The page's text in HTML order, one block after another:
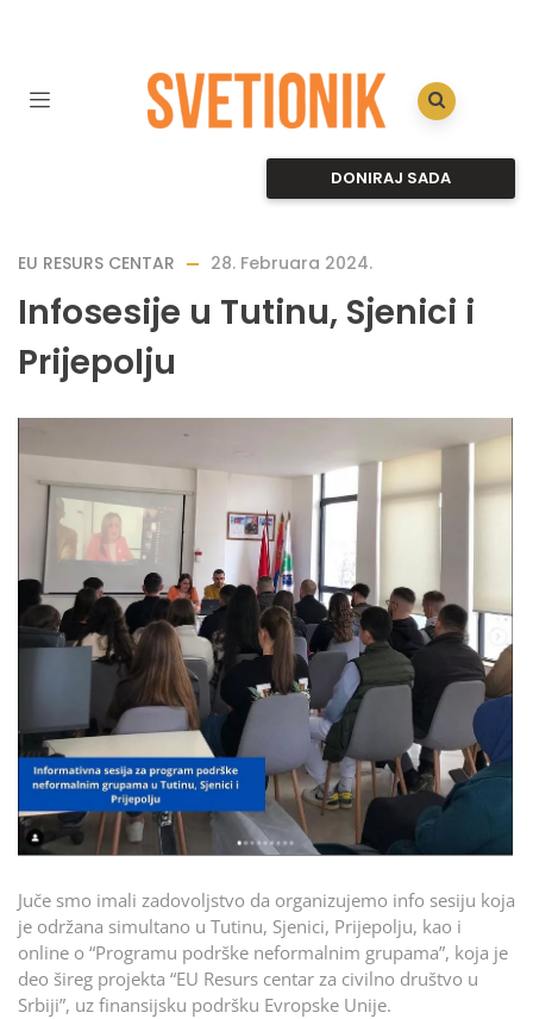
DONIRAJ SADA
EU RESURS CENTAR 28. Februara 2024.
Infosesije u Tutinu, Sjenici i
Prijepolju
Juče smo imali zadovoljstvo da organizujemo info sesiju koja
je održana simultano u Tutinu, Sjenici, Prijepolju, kao i
online o “Programu podrške neformalnim grupama”, koja je
deo šireg projekta “EU Resurs centar za civilno društvo u
Srbiji”, uz finansijsku podršku Evropske Unije.